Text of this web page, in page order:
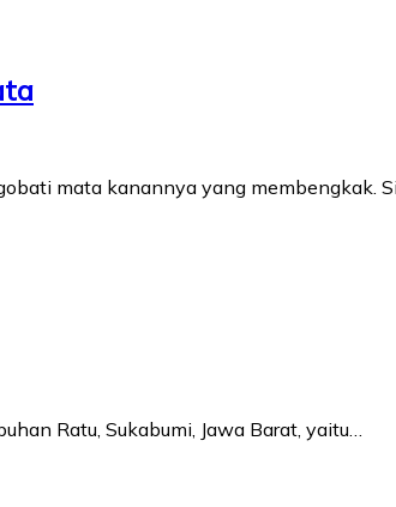
mata kanannya yang membengkak.
Ratu, Sukabumi, Jawa Barat, yaitu…